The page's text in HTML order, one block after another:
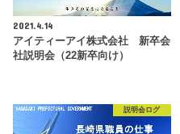
2021.4.14
アイティーアイ株式会社 新卒会
社説明会（22新卒向け）
説明会ログ